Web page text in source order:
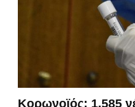
Kορωνοϊός: 1.585